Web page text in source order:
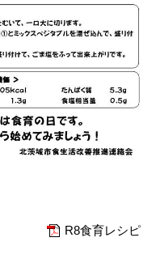
R8食育レシピ